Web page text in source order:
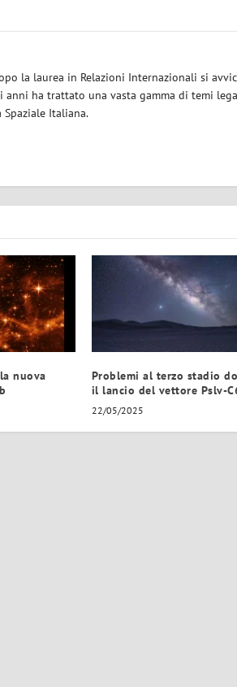
la laurea in Relazioni Internazionali si
anni ha trattato una vasta gamma di temi
Spaziale Italiana.
nuova
Problemi al terzo stadio
il lancio del vettore Pslv-
22/05/2025